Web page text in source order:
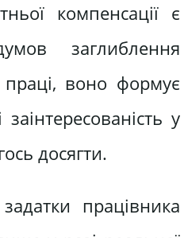
компенсації є
заглиблення
воно формує
у
досягти.
працівника